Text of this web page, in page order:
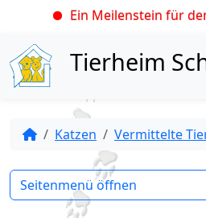
Ein Meilenstein für
Skip to content
Tierheim
Katzen Vermittelte
Seitenmenü öffnen